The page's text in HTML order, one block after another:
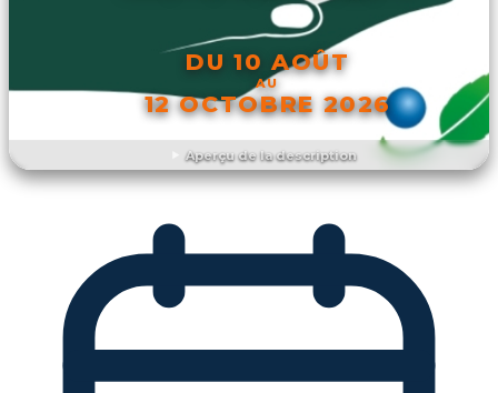
Aperçu de la description
DU 10 AOÛT
AU
12 OCTOBRE 2026
DÉCOUVRIR L'ÉVÉNEMENT